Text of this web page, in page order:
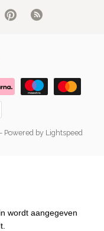
Powered by Lightspeed
wordt aangegeven